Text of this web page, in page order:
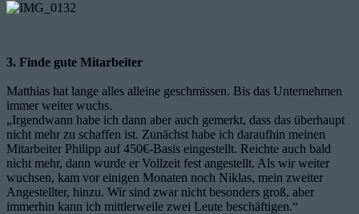
3. Finde gute Mitarbeiter
Matthias hat lange alles alleine geschmissen. Bis das Unternehmen
immer weiter wuchs.
„Irgendwann habe ich dann aber auch gemerkt, dass das überhaupt
nicht mehr zu schaffen ist. Zunächst habe ich daraufhin meinen
Mitarbeiter Philipp auf 450€-Basis eingestellt. Reichte auch bald
nicht mehr, dann wurde er Vollzeit fest angestellt. Als wir weiter
wuchsen, kam vor einigen Monaten noch Niklas, mein zweiter
Angestellter, hinzu. Wir sind zwar nicht besonders groß, aber
immerhin kann ich mittlerweile zwei Leute beschäftigen.“